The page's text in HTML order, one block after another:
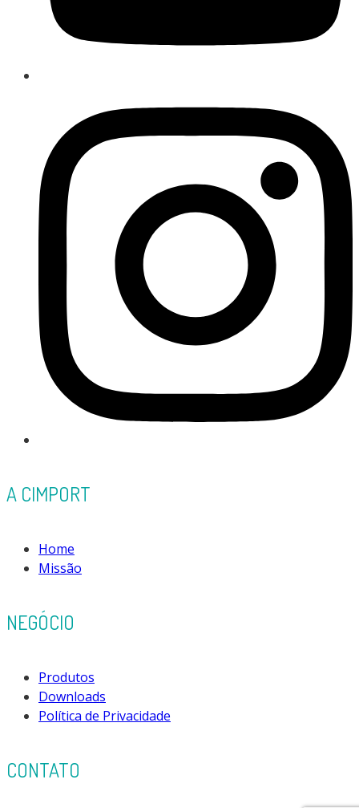
A CIMPORT
Home
Missão
NEGÓCIO
Produtos
Downloads
Política de Privacidade
CONTATO